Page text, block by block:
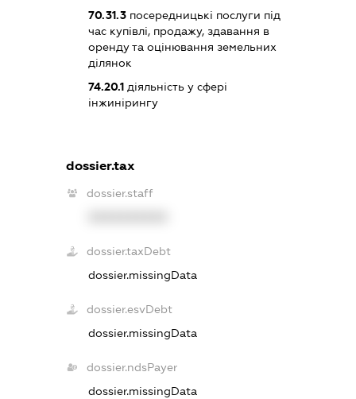
70.31.3посередницькі послуги під
час купівлі, продажу, здавання в
оренду та оцінювання земельних
ділянок
74.20.1діяльність у сфері
інжинірингу
dossier.tax
dossier.staff
dossier.taxDebt
dossier.missingData
dossier.esvDebt
dossier.missingData
dossier.ndsPayer
dossier.missingData